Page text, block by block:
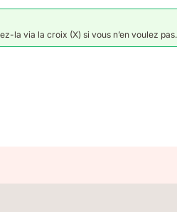
la via la croix (X) si vous n’en voulez pas.